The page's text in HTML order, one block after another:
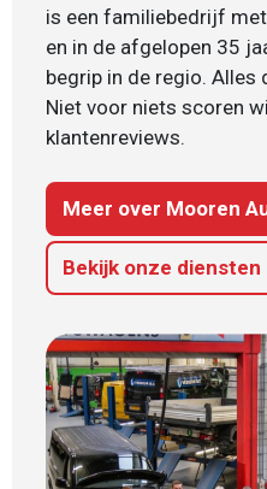
is een familiebedrijf
en in de afgelopen 35
begrip in de regio. Alles
Niet voor niets scoren
klantenreviews.
Meer over Mooren
Bekijk onze diensten